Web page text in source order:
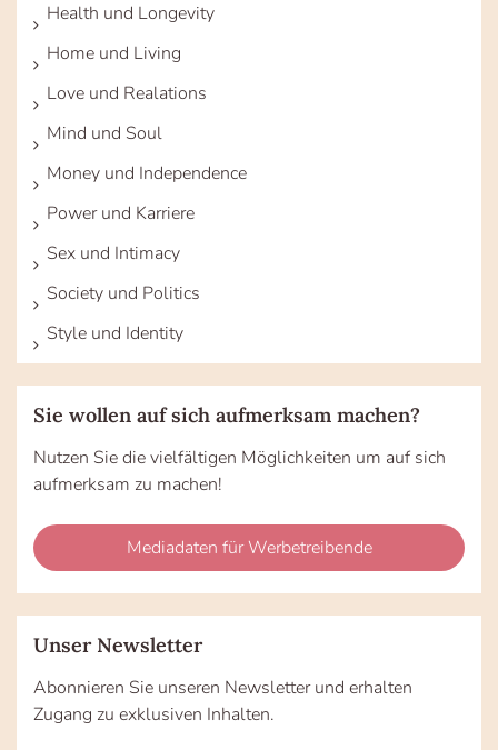
Health und Longevity
Home und Living
Love und Realations
Mind und Soul
Money und Independence
Power und Karriere
Sex und Intimacy
Society und Politics
Style und Identity
Sie wollen auf sich aufmerksam machen?
Nutzen Sie die vielfältigen Möglichkeiten um auf sich
aufmerksam zu machen!
Mediadaten für Werbetreibende
Unser Newsletter
Abonnieren Sie unseren Newsletter und erhalten
Zugang zu exklusiven Inhalten.